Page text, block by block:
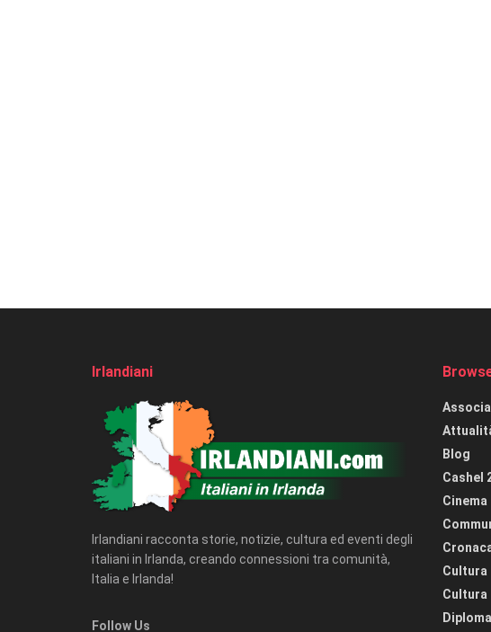
Irlandiani
Irlandiani racconta storie, notizie, cultura ed eventi degli
italiani in Irlanda, creando connessioni tra comunità,
Italia e Irlanda!
Follow Us
Blog
Cashel
Cinema
Cultura
Cultura